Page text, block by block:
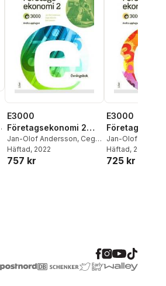
E3000
Företagsekonomi 2
Övningsbok
Jan-Olof Andersson, Cege
Ekström,Rolf Jansson
Häftad, 2022
757 kr
E3000
Kommentarer
lösningar
Jan-Olof
Ekström,
Häftad, 2022
725 kr